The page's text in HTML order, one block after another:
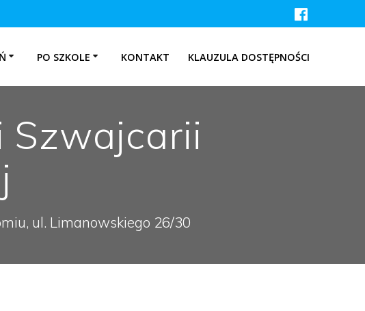
PO SZKOLE KONTAKT KLAUZULA DOSTĘPNOŚCI
Szwajcarii
ul. Limanowskiego 26/30